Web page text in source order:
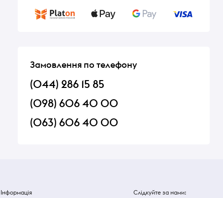
Замовлення по телефону
(044) 286 15 85
(098) 606 40 00
(063) 606 40 00
Інформація Слідкуйте за нами: